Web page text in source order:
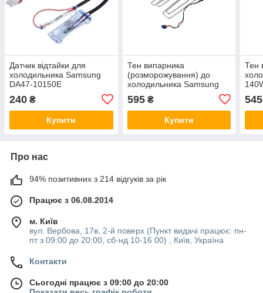
Датчик відтайки для
холодильника Samsung
DA47-10150E
240 ₴
Купити
Тен випарника
(розморожування) до
холодильника Samsung
595₴
Купити
Тен
545
Про нас
94% позитивних з 214 відгуків за рік
Працює з 06.08.2014
м. Київ
вул. Вербова, 17в, 2-й поверх (Пункт видачі працює: пн-
пт з 09:00 до 20:00, сб-нд 10-16 00) , Київ, Україна
Контакти
Сьогодні працює з 09:00 до 20:00